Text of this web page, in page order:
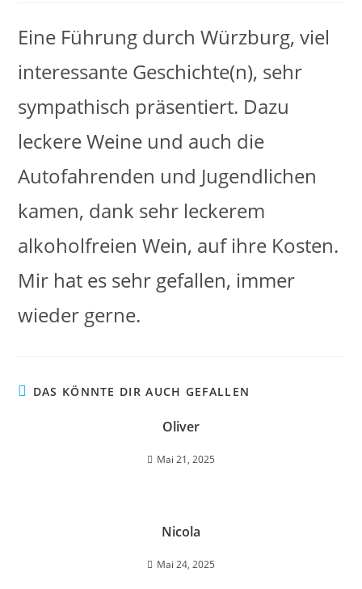
Eine Führung durch Würzburg, viel
interessante Geschichte(n), sehr
sympathisch präsentiert. Dazu
leckere Weine und auch die
Autofahrenden und Jugendlichen
kamen, dank sehr leckerem
alkoholfreien Wein, auf ihre Kosten.
Mir hat es sehr gefallen, immer
wieder gerne.
DAS KÖNNTE DIR AUCH GEFALLEN
Oliver
Mai 21, 2025
Nicola
Mai 24, 2025